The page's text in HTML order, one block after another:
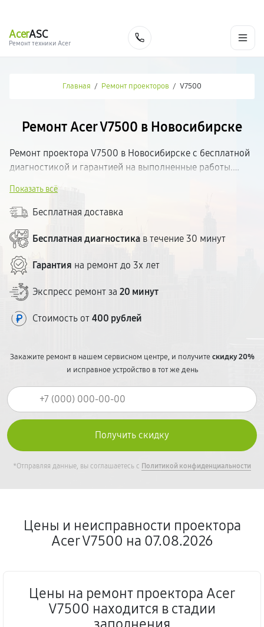
AcerASC
Ремонт техники Acer
Главная / Ремонт проекторов / V7500
Ремонт Acer V7500 в Новосибирске
Ремонт проектора V7500 в Новосибирске с бесплатной
диагностикой и гарантией на выполненные работы.
приступим к ремонту. Используем качественные
комплектующие и современное оборудование.
Прозрачные цены.
Показать всё
Бесплатная доставка
Бесплатная диагностика в течение 30 минут
Гарантия на ремонт до 3х лет
Экспресс ремонт за 20 минут
Стоимость от 400 рублей
Закажите ремонт в нашем сервисном центре, и получитескидку 20%
и исправное устройство в тот же день
*Отправляя данные, вы соглашаетесь с Политикой конфиденциальности
Цены и неисправности проектора
Acer V7500 на 07.08.2026
Цены на ремонт проектора Acer
V7500 находится в стадии